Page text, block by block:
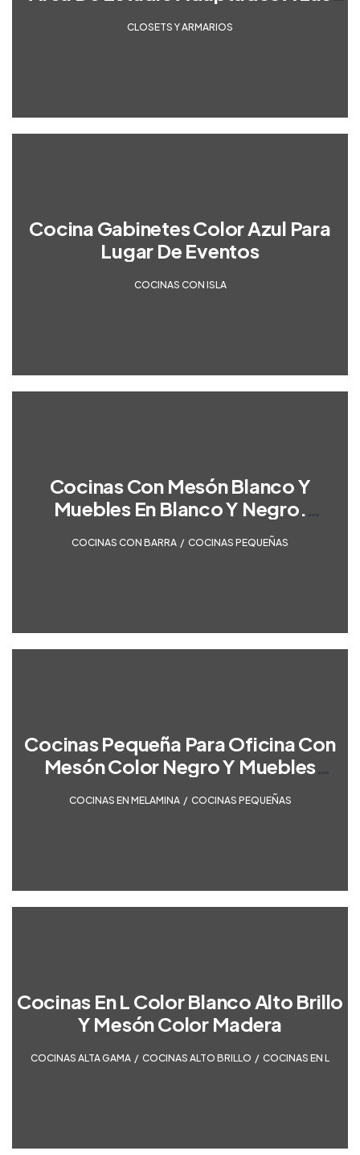
CLOSETS Y ARMARIOS
Cocina Gabinetes Color Azul Para
Lugar De Eventos
COCINAS CON ISLA
Cocinas Con Mesón Blanco Y
Muebles En Blanco Y Negro.
Optimizada Para Espacios
Pequeños.
COCINAS CON BARRA COCINAS PEQUEÑAS
Cocinas Pequeña Para Oficina Con
Mesón Color Negro Y Muebles
Melamina Color Madera
COCINAS EN MELAMINA, COCINAS PEQUEÑAS
Cocinas En L Color Blanco Alto Brillo
Y Mesón Color Madera
COCINAS ALTA GAMA COCINAS ALTO BRILLO COCINAS EN L